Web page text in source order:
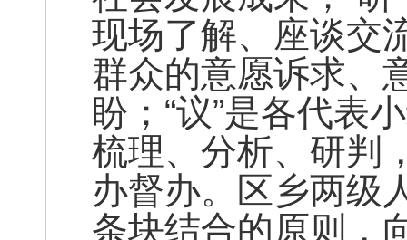
现场了解、座谈交
群众的意愿诉求、
盼；“议”是各代表
梳理、分析、研判
办督办。区乡两级
条块结合的原则，